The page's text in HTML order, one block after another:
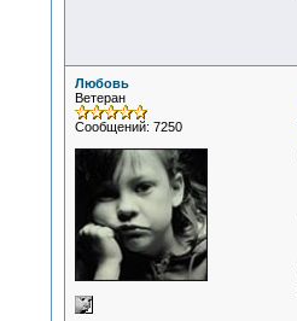
Любовь
Ветеран
Сообщений: 7250